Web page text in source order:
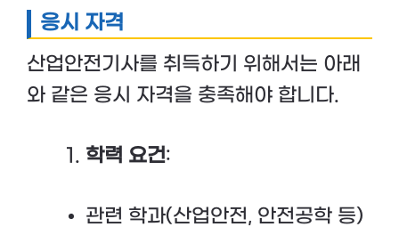
응시 자격
산업안전기사를 취득하기 위해서는 아래
와 같은 응시 자격을 충족해야 합니다.
학력 요건:
관련 학과(산업안전, 안전공학 등)